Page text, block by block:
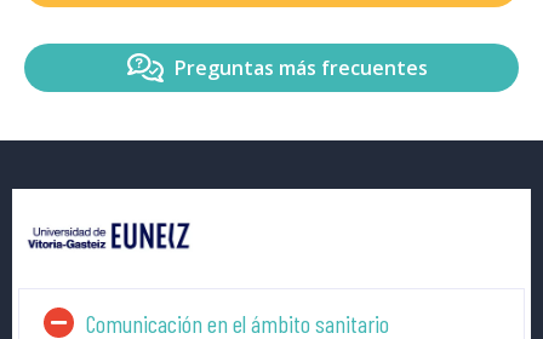
Preguntas más frecuentes
Comunicación en el ámbito sanitario